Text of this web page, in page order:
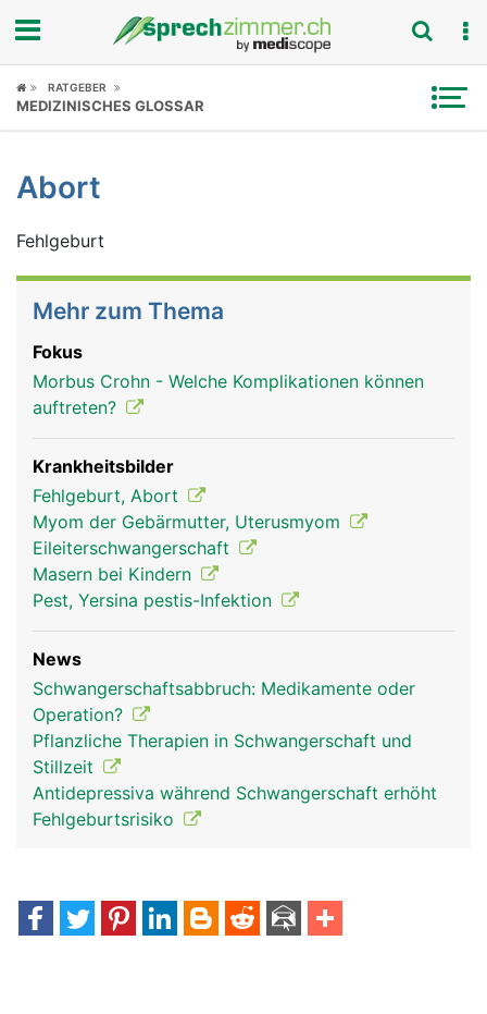
Fokus
Symptome
Untersuchungen
News
Ratgeber
Rubriken
RATGEBER
MEDIZINISCHES GLOSSAR
Abort
Fehlgeburt
Mehr zum Thema
Fokus
Morbus Crohn - Welche Komplikationen können
auftreten?
Krankheitsbilder
Fehlgeburt, Abort
Myom der Gebärmutter, Uterusmyom
Eileiterschwangerschaft
Masern bei Kindern
Pest, Yersina pestis-Infektion
News
Schwangerschaftsabbruch: Medikamente oder
Operation?
Pflanzliche Therapien in Schwangerschaft und
Stillzeit
Antidepressiva während Schwangerschaft erhöht
Fehlgeburtsrisiko